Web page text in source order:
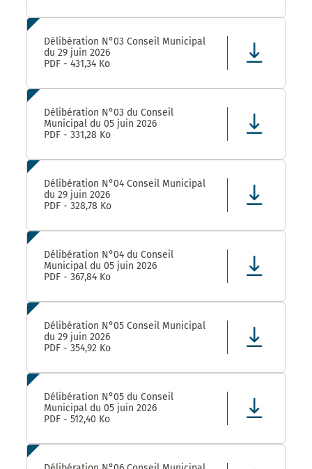
Délibération N°03 Conseil Municipal
du 29 juin 2026
PDF - 431,34 Ko
Délibération N°03 du Conseil
Municipal du 05 juin 2026
PDF - 331,28 Ko
Délibération N°04 Conseil Municipal
du 29 juin 2026
PDF - 328,78 Ko
Délibération N°04 du Conseil
Municipal du 05 juin 2026
PDF - 367,84 Ko
Délibération N°05 Conseil Municipal
du 29 juin 2026
PDF - 354,92 Ko
Délibération N°05 du Conseil
Municipal du 05 juin 2026
PDF - 512,40 Ko